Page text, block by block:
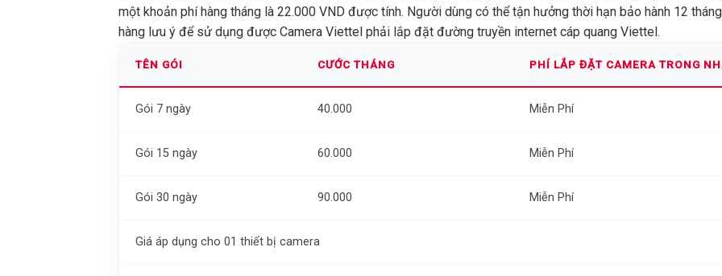
một khoản phí hàng tháng là 22.000 VND được tính. Người dùng có thể tận hưởng thời hạn bảo hành 12
hàng lưu ý để sử dụng được Camera Viettel phải lắp đặt đường truyền internet cáp quang Viettel.
TÊN GÓI CƯỚC THÁNG PHÍ LẮP ĐẶT CAMERA TRONG
Gói 7 ngày 40.000 Miễn Phí
Gói 15 ngày 60.000 Miễn Phí
Gói 30 ngày 90.000 Miễn Phí
Giá áp dụng cho 01 thiết bị camera